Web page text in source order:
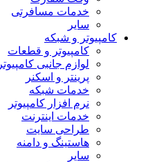
خدمات مسافرتی
سایر
کامپیوتر و شبکه
کامپیوتر و قطعات
لوازم جانبی کامپیوتر
پرینتر و اسکنر
خدمات شبکه
نرم افزار کامپیوتر
خدمات اینترنت
طراحی سایت
هاستینگ و دامنه
سایر